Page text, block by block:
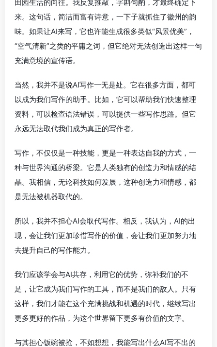
田园生活的向往。我反复推敲，字斟句酌，才最终确定下
来。这句话，简洁而富有诗意，一下子就抓住了徽州的韵
味。如果让AI来写，它也许能生成很多类似“风景优美”，
“空气清新”之类的平庸之词，但它绝对无法创造出这样一句
充满意境的宣传语。
当然，我并不是说AI写作一无是处。它在很多方面，都可
以成为我们写作的助手。比如，它可以帮助我们快速整理
资料，可以检查语法错误，可以提供一些写作思路。但它
永远无法取代我们成为真正的写作者。
写作，不仅仅是一种技能，更是一种表达自我的方式，一
种与世界沟通的桥梁。它是人类独有的创造力和情感的结
晶。我相信，无论科技如何发展，这种创造力和情感，都
是无法被机器取代的。
所以，我并不担心AI会取代写作。相反，我认为，AI的出
现，会让我们更加珍惜写作的价值，会让我们更加努力地
去提升自己的写作能力。
我们应该学会与AI共存，利用它的优势，弥补我们的不
足，让它成为我们写作的工具，而不是我们的敌人。只有
这样，我们才能在这个充满挑战和机遇的时代，继续写出
更多更好的作品，为这个世界留下更多有价值的文字。
与其担心饭碗被抢，不如想想，我能写出什么AI写不出的